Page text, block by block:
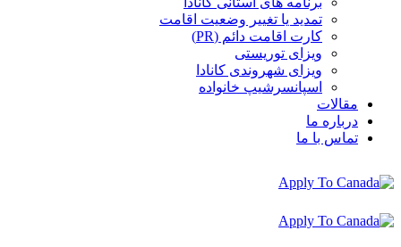
تمدید یا تغییر وضعیت اقامت
کارت اقامت دائم (PR)
ویزای توریستی
ویزای شھروندی کانادا
اسپانسرشیپ خانواده
مقالات
درباره ما
تماس با ما